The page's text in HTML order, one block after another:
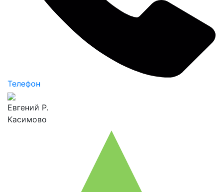
Телефон
Евгений Р.
Касимово